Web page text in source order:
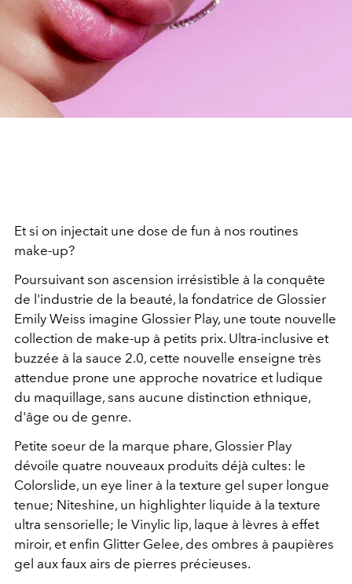
Et si on injectait une dose de fun à nos routines
make-up?
Poursuivant son ascension irrésistible à la conquête
de l'industrie de la beauté, la fondatrice de Glossier
Emily Weiss imagine Glossier Play, une toute nouvelle
collection de make-up à petits prix. Ultra-inclusive et
buzzée à la sauce 2.0, cette nouvelle enseigne très
attendue prone une approche novatrice et ludique
du maquillage, sans aucune distinction ethnique,
d'âge ou de genre.
Petite soeur de la marque phare, Glossier Play
dévoile quatre nouveaux produits déjà cultes: le
Colorslide, un eye liner à la texture gel super longue
tenue; Niteshine, un highlighter liquide à la texture
ultra sensorielle; le Vinylic lip, laque à lèvres à effet
miroir, et enfin Glitter Gelee, des ombres à paupières
gel aux faux airs de pierres précieuses.